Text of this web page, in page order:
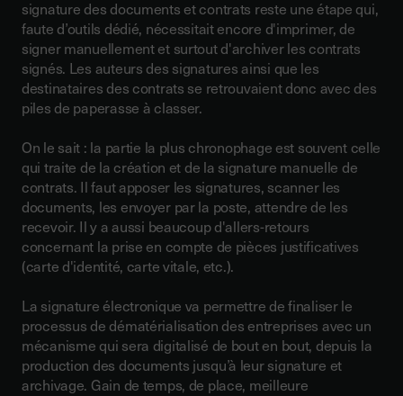
signature des documents et contrats reste une étape qui,
faute d’outils dédié, nécessitait encore d'imprimer, de
signer manuellement et surtout d'archiver les contrats
signés. Les auteurs des signatures ainsi que les
destinataires des contrats se retrouvaient donc avec des
piles de paperasse à classer.
On le sait : la partie la plus chronophage est souvent celle
qui traite de la création et de la signature manuelle de
contrats. Il faut apposer les signatures, scanner les
documents, les envoyer par la poste, attendre de les
recevoir. Il y a aussi beaucoup d'allers-retours
concernant la prise en compte de pièces justificatives
(carte d'identité, carte vitale, etc.).
La signature électronique va permettre definaliser le
processus de dématérialisation des entreprises avec un
mécanisme qui sera digitalisé de bout en bout, depuis la
production des documents jusqu’à leur signature et
archivage. Gain de temps, de place, meilleure